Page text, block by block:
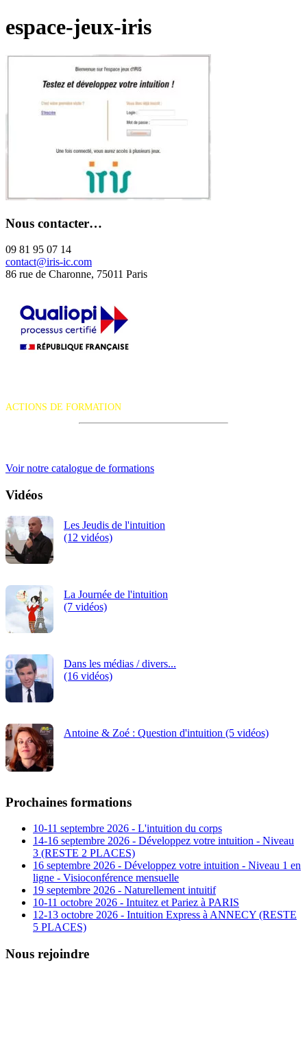
espace-jeux-iris
Nous contacter…
09 81 95 07 14
contact@iris-ic.com
86 rue de Charonne, 75011 Paris
ACTIONS DE FORMATION
Voir notre catalogue de formations
Vidéos
Les Jeudis de l'intuition
(12 vidéos)
La Journée de l'intuition
(7 vidéos)
Dans les médias / divers...
(16 vidéos)
Antoine & Zoé : Question d'intuition (5 vidéos)
Prochaines formations
10-11 septembre 2026 - L'intuition du corps
14-16 septembre 2026 - Développez votre intuition - Niveau
3 (RESTE 2 PLACES)
16 septembre 2026 - Développez votre intuition - Niveau 1 en
ligne - Visioconférence mensuelle
19 septembre 2026 - Naturellement intuitif
10-11 octobre 2026 - Intuitez et Pariez à PARIS
12-13 octobre 2026 - Intuition Express à ANNECY (RESTE
5 PLACES)
Nous rejoindre